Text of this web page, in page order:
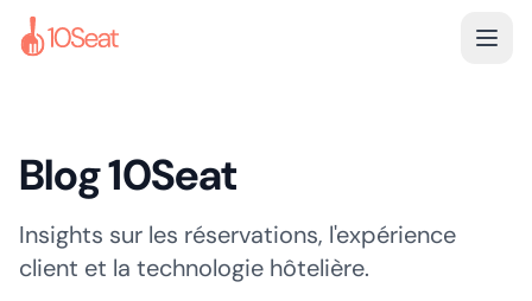
Blog 10Seat
Insights sur les réservations, l'expérience
client et la technologie hôtelière.